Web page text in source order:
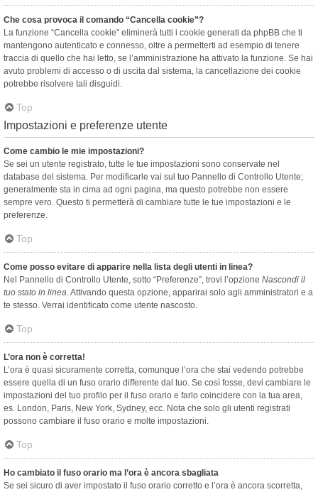
Che cosa provoca il comando “Cancella cookie”?
La funzione “Cancella cookie” eliminerà tutti i cookie generati da phpBB che ti
mantengono autenticato e connesso, oltre a permetterti ad esempio di tenere
traccia di quello che hai letto, se l’amministrazione ha attivato la funzione. Se hai
avuto problemi di accesso o di uscita dal sistema, la cancellazione dei cookie
potrebbe risolvere tali disguidi.
Top
Impostazioni e preferenze utente
Come cambio le mie impostazioni?
Se sei un utente registrato, tutte le tue impostazioni sono conservate nel
database del sistema. Per modificarle vai sul tuo Pannello di Controllo Utente;
generalmente sta in cima ad ogni pagina, ma questo potrebbe non essere
sempre vero. Questo ti permetterà di cambiare tutte le tue impostazioni e le
preferenze.
Top
Come posso evitare di apparire nella lista degli utenti in linea?
Nel Pannello di Controllo Utente, sotto “Preferenze”, trovi l’opzione Nascondi il
tuo stato in linea. Attivando questa opzione, apparirai solo agli amministratori e a
te stesso. Verrai identificato come utente nascosto.
Top
L’ora non è corretta!
L’ora è quasi sicuramente corretta, comunque l’ora che stai vedendo potrebbe
essere quella di un fuso orario differente dal tuo. Se così fosse, devi cambiare le
impostazioni del tuo profilo per il fuso orario e farlo coincidere con la tua area,
es. London, Paris, New York, Sydney, ecc. Nota che solo gli utenti registrati
possono cambiare il fuso orario e molte impostazioni.
Top
Ho cambiato il fuso orario ma l’ora è ancora sbagliata
Se sei sicuro di aver impostato il fuso orario corretto e l’ora è ancora scorretta,